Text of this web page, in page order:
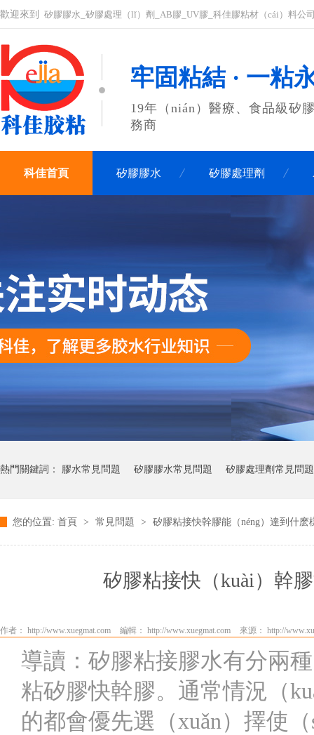
歡迎來到 矽膠膠水_矽膠處理（lǐ）劑_AB膠_UV膠_科佳膠粘材（cái）料公
牢固粘結 · 一粘
19年（nián）醫療、食品級矽
務商
科佳首頁 矽膠膠水 矽膠處理劑
聯係科佳
熱門關鍵詞： 膠水常見問題 矽膠膠水常見問題 矽膠處理劑常見問題
快幹膠膠常見問題
您的位置: 首頁 > 常見問題 > 矽膠粘接快幹膠能（néng）達到什麽
矽膠粘接快（kuài）幹
作者： http://www.xuegmat.com 編輯： http://www.xuegmat.com 來源： http://
導讀：矽膠粘接膠水有分兩
粘矽膠快幹膠。通常情況（
的都會優先選（xuǎn）擇使